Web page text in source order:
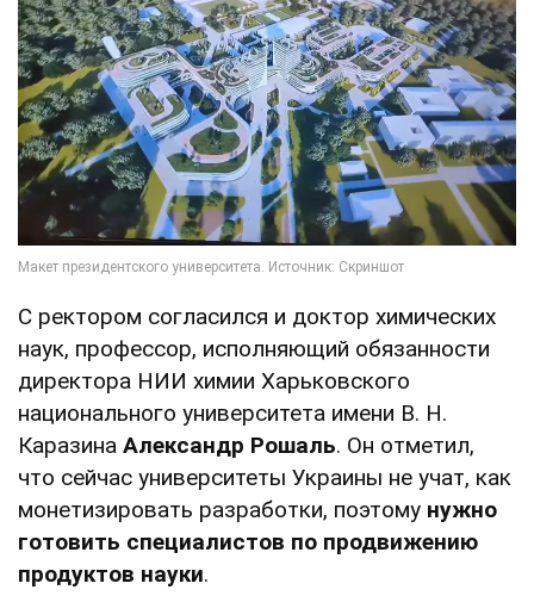
С ректором согласился и доктор химических
наук, профессор, исполняющий обязанности
директора НИИ химии Харьковского
национального университета имени В. Н.
Каразина Александр Рошаль. Он отметил,
что сейчас университеты Украины не учат, как
монетизировать разработки, поэтому нужно
готовить специалистов по продвижению
продуктов науки.